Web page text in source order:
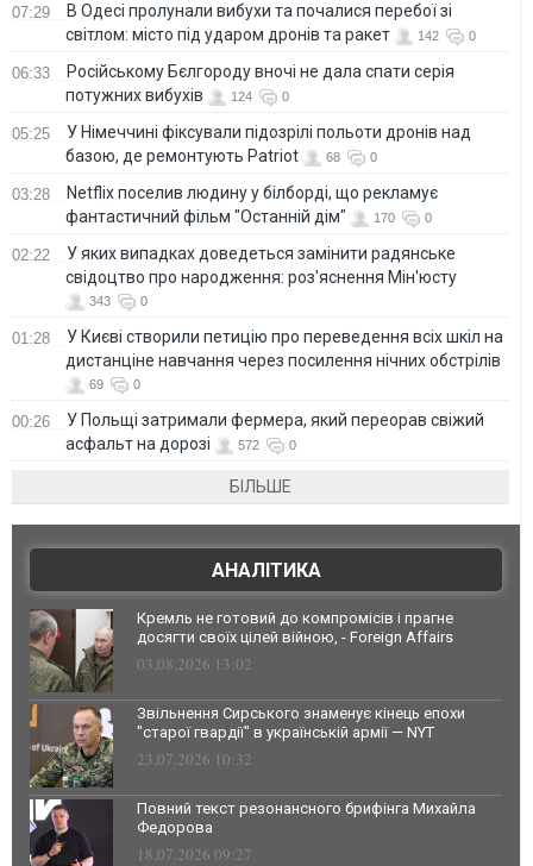
07:29
В Одесі пролунали вибухи та почалися перебої зі
світлом: місто під ударом дронів та ракет
142 0
06:33
Російському Бєлгороду вночі не дала спати серія
потужних вибухів
124 0
05:25
У Німеччині фіксували підозрілі польоти дронів над
базою, де ремонтують Patriot
68 0
03:28
Netflix поселив людину у білборді, що рекламує
фантастичний фільм "Останній дім"
170 0
02:22
У яких випадках доведеться замінити радянське
свідоцтво про народження: роз'яснення Мін'юсту
343 0
01:28
У Києві створили петицію про переведення всіх шкіл на
дистанціне навчання через посилення нічних обстрілів
69 0
00:26
У Польщі затримали фермера, який переорав свіжий
асфальт на дорозі
572 0
БІЛЬШЕ
АНАЛІТИКА
Кремль не готовий до компромісів і прагне
досягти своїх цілей війною, - Foreign Affairs
03.08.2026 13:02
Звільнення Сирського знаменує кінець епохи
"старої гвардії" в українській армії — NYT
23.07.2026 10:32
Повний текст резонансного брифінга Михайла
Федорова
18.07.2026 09:27